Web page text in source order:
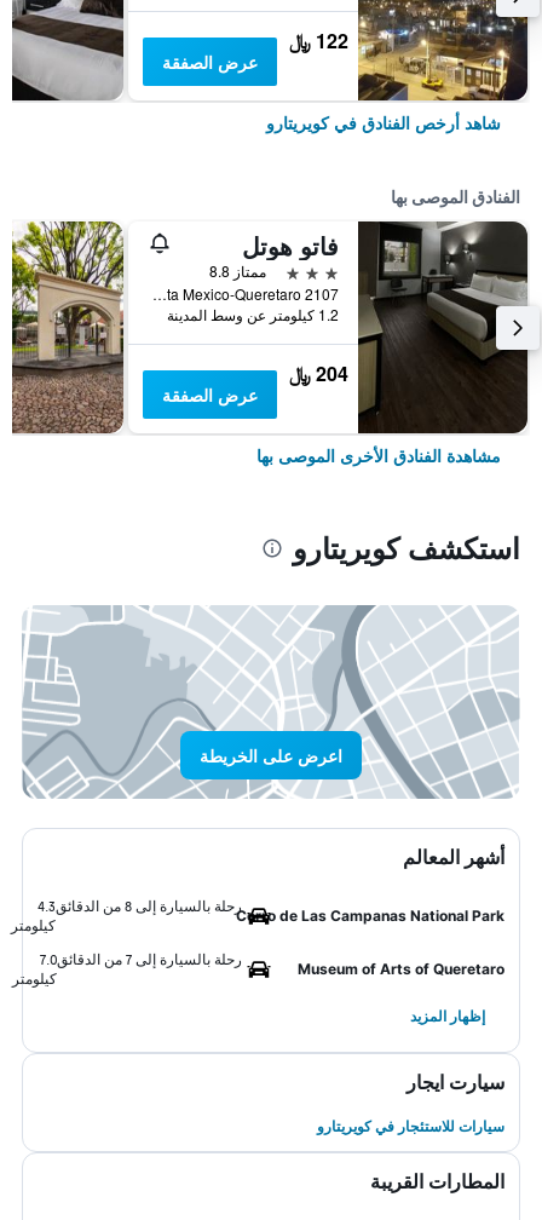
122 ﷼
عرض الصفقة
شاهد أرخص الفنادق في كويريتارو
الفنادق الموصى بها
فاتو هوتل
3 نجوم
ممتاز 8.8
Lateral Autopista Mexico-Queretaro 2107, كويريتارو, ولاية كويريتارو, المكسيك
1.2 كيلومتر عن وسط المدينة
204 ﷼
عرض الصفقة
مشاهدة الفنادق الأخرى الموصى بها
استكشف كويريتارو
اعرض على الخريطة
أشهر المعالم
Cerro de Las Campanas National Park
رحلة بالسيارة إلى 8 من الدقائق
4.3
كيلومتر
Museum of Arts of Queretaro
رحلة بالسيارة إلى 7 من الدقائق
7.0
كيلومتر
إظهار المزيد
سيارت ايجار
سيارات للاستئجار في كويريتارو
المطارات القريبة